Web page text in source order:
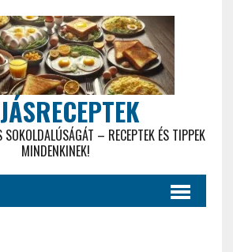
SOKOLDALÚSÁGÁT – RECEPTEK ÉS TIPPEK
MINDENKINEK!